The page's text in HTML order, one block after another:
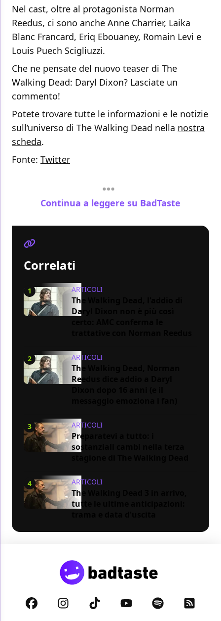
Nel cast, oltre al protagonista Norman
Reedus, ci sono anche Anne Charrier, Laika
Blanc Francard, Eriq Ebouaney, Romain Levi e
Louis Puech Scigliuzzi.
Che ne pensate del nuovo teaser di The
Walking Dead: Daryl Dixon? Lasciate un
commento!
Potete trovare tutte le informazioni e le notizie
sull’universo di The Walking Dead nella nostra
scheda.
Fonte: Twitter
Continua a leggere su BadTaste
Correlati
1 ARTICOLI
The Walking Dead, l'addio di
Daryl Dixon non è più così
2 ARTICOLI
The Walking Dead, Norman
Reedus dice addio a Daryl
3 ARTICOLI
Preparatevi a tutto: i
sostanziali cambi nella terza
4 ARTICOLI
The Walking Dead 3 in arrivo,
tutte le ultime anticipazioni: